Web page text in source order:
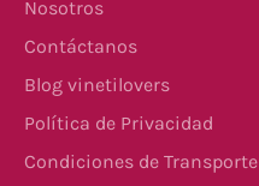
Nosotros
Contáctanos
Blog vinetilovers
Política de Privacidad
Condiciones de Transporte